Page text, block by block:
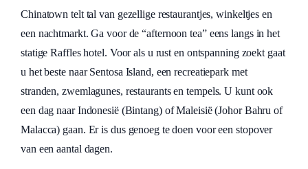
Chinatown telt tal van gezellige restaurantjes, winkeltjes en
een nachtmarkt. Ga voor de “afternoon tea” eens langs in het
statige Raffles hotel. Voor als u rust en ontspanning zoekt gaat
u het beste naar Sentosa Island, een recreatiepark met
stranden, zwemlagunes, restaurants en tempels. U kunt ook
een dag naar Indonesië (Bintang) of Maleisië (Johor Bahru of
Malacca) gaan. Er is dus genoeg te doen voor een stopover
van een aantal dagen.